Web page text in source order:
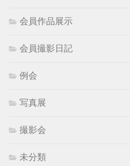
会員作品展示
会員撮影日記
例会
写真展
撮影会
未分類